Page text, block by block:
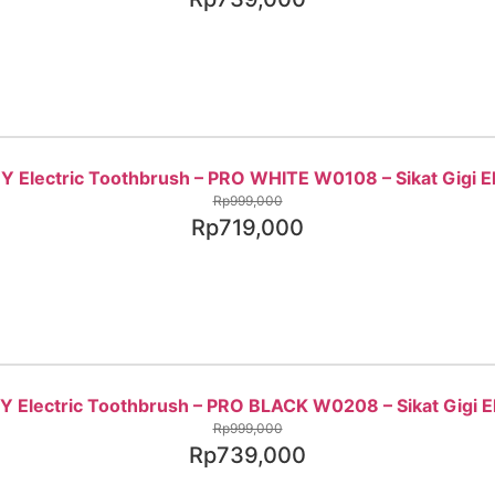
Electric Toothbrush – PRO WHITE W0108 – Sikat Gigi
Rp999,000
Rp719,000
Electric Toothbrush – PRO BLACK W0208 – Sikat Gigi
Rp999,000
Rp739,000